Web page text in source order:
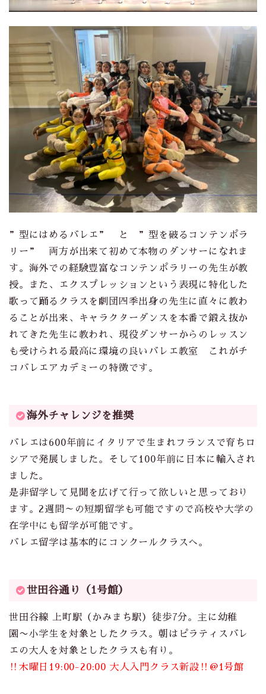
”型にはめるバレエ” と ”型を破るコンテンポラ
リー” 両方が出来て初めて本物のダンサーになれま
す。海外での経験豊富なコンテンポラリーの先生が教
授。また、エクスプレッションという表現に特化した
歌って踊るクラスを劇団四季出身の先生に直々に教わ
ることが出来、キャラクターダンスを本番で鍛え抜か
れてきた先生に教われ、現役ダンサーからのレッスン
も受けられる最高に環境の良いバレエ教室 これがチ
コバレエアカデミーの特徴です。
海外チャレンジを推奨
バレエは600年前にイタリアで生まれフランスで育ちロ
シアで発展しました。そして100年前に日本に輸入され
ました。
是非留学して見聞を広げて行って欲しいと思っており
ます。2週間～の短期留学も可能ですので高校や大学の
在学中にも留学が可能です。
バレエ留学は基本的にコンクールクラスへ。
世田谷通り（1号館）
世田谷線 上町駅（かみまち駅）徒歩7分。主に幼稚
園〜小学生を対象としたクラス。朝はピラティスバレ
エの大人を対象としたクラスも有り。
‼︎木曜日19:00-20:00 大人入門クラス新設‼︎@1号館